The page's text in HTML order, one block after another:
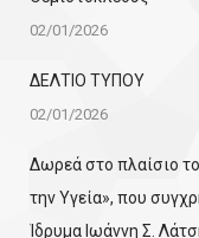
02/01/2026
ΔΕΛΤΙΟ ΤΥΠΟΥ
02/01/2026
Δωρεά στο πλαίσιο
την Υγεία», που
Ίδρυμα Ιωάννη Σ.